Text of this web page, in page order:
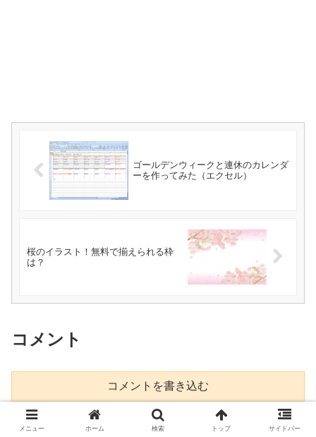
ゴールデンウィークと連休のカレンダ
ーを作ってみた（エクセル）
桜のイラスト！無料で揃えられる枠
は？
コメント
コメントを書き込む
このサイトはスパムを低減するために Akismet を使って
メニュー ホーム 検索 トップ サイドバー